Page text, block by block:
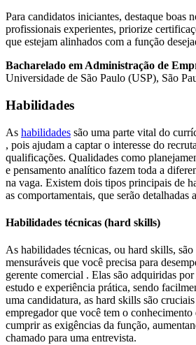
Para candidatos iniciantes, destaque boas
profissionais experientes, priorize
que estejam alinhados com a função
Bacharelado em Administração de
Universidade de São Paulo (USP), São
Habilidades
As habilidades são uma parte vital do
, pois ajudam a captar o interesse do
qualificações. Qualidades como
e pensamento analítico fazem toda a
na vaga. Existem dois tipos principais de
as comportamentais, que serão detalhadas
Habilidades técnicas (hard skills)
As habilidades técnicas, ou hard skills,
mensuráveis que você precisa para
gerente comercial . Elas são adquiridas
estudo e experiência prática, sendo
uma candidatura, as hard skills são
empregador que você tem o conhecimento
cumprir as exigências da função,
chamado para uma entrevista.